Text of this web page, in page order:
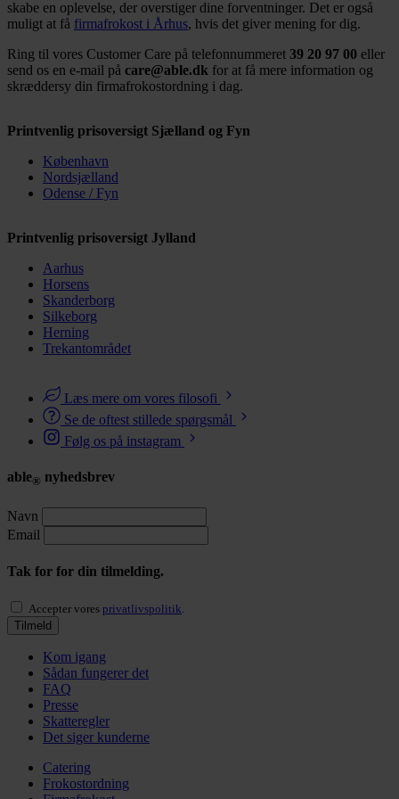
for sociale medier, annonceringspartnere og
analysepartnere. Vores partnere kan kombinere disse
data med andre oplysninger, du har givet dem, eller som
de har indsamlet fra din brug af deres tjenester.
skabe en oplevelse, der overstiger dine forventninger. Det er også
muligt at få firmafrokost i Århus, hvis det giver mening for dig.
Ring til vores Customer Care på telefonnummeret 39 20 97 00 eller
send os en e-mail på care@able.dk for at få mere information og
skræddersy din firmafrokostordning i dag.
Printvenlig prisoversigt Sjælland og Fyn
København
Nordsjælland
Odense / Fyn
Printvenlig prisoversigt Jylland
Aarhus
Horsens
Skanderborg
Silkeborg
Herning
Trekantområdet
Læs mere om vores filosofi
Se de oftest stillede spørgsmål
Følg os på instagram
able® nyhedsbrev
Navn
Email
Tak for for din tilmelding.
Accepter vores privatlivspolitik.
Tilmeld
Kom igang
Sådan fungerer det
FAQ
Presse
Skatteregler
Det siger kunderne
Catering
Frokostordning